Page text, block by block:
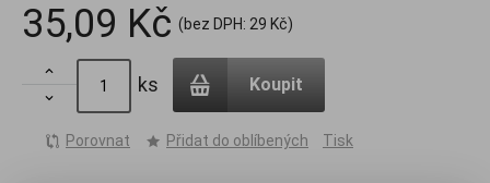
35,09 Kč (bez DPH: 29 Kč)


ks Koupit
Porovnat Přidat do oblíbených Tisk